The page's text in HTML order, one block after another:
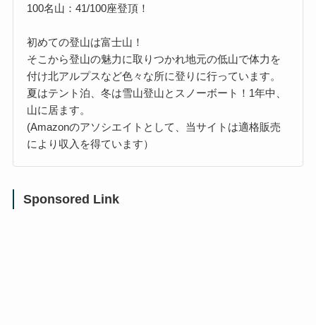
100名山：41/100座登頂！
初めての登山は富士山！
そこから登山の魅力に取りつかれ地元の低山で体力を
付け北アルプスなど色々な所に登りに行っています。
夏はテント泊、冬は雪山登山とスノーボート！1年中、
山に居ます。
(Amazonのアソシエイトとして、当サイトは適格販売
により収入を得ています）
Sponsored Link